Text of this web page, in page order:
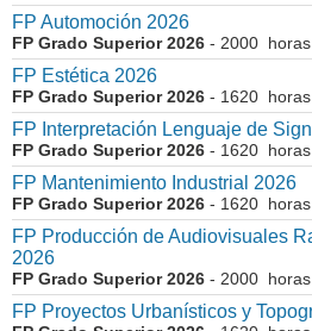
FP Automoción 2026
FP Grado Superior 2026 - 2000 horas
FP Estética 2026
FP Grado Superior 2026 - 1620 horas
FP Interpretación Lenguaje de
FP Grado Superior 2026 - 1620 horas
FP Mantenimiento Industrial 2026
FP Grado Superior 2026 - 1620 horas
FP Producción de Audiovisuales
2026
FP Grado Superior 2026 - 2000 horas
FP Proyectos Urbanísticos y